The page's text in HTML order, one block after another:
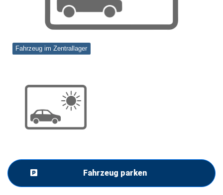
Fahrzeug im Zentrallager
Fahrzeug parken